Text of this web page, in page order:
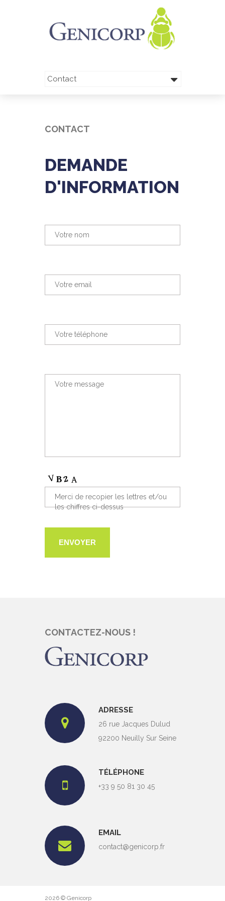
CONTACT
DEMANDE
D'INFORMATION
Votre nom
Votre email
Votre téléphone
Votre message
Merci de recopier les lettres et/ou
les chiffres ci-dessus
CONTACTEZ-NOUS !
ADRESSE
26 rue Jacques Dulud
92200 Neuilly Sur Seine
TÉLÉPHONE
+33 9 50 81 30 45
EMAIL
contact@genicorp.fr
2026 © Genicorp